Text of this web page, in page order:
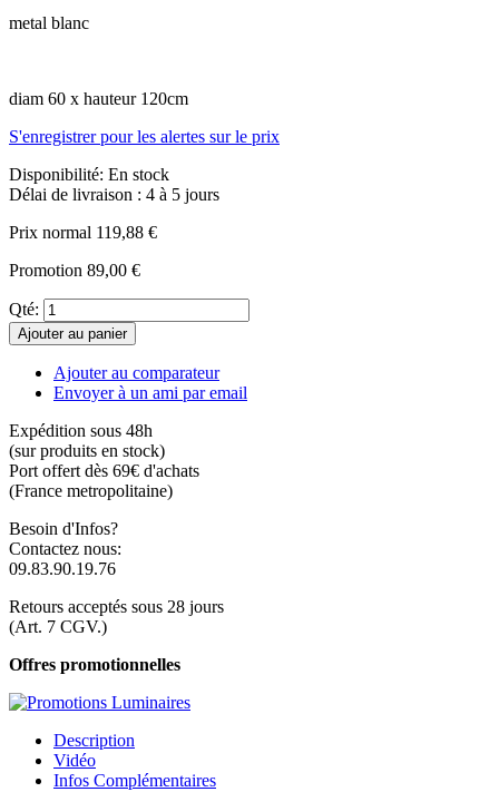
metal blanc
diam 60 x hauteur 120cm
S'enregistrer pour les alertes sur le prix
Disponibilité: En stock
Délai de livraison : 4 à 5 jours
Prix normal 119,88 €
Promotion 89,00 €
Qté:
Ajouter au panier
Ajouter au comparateur
Envoyer à un ami par email
Expédition sous 48h
(sur produits en stock)
Port offert dès 69€ d'achats
(France metropolitaine)
Besoin d'Infos?
Contactez nous:
09.83.90.19.76
Retours acceptés sous 28 jours
(Art. 7 CGV.)
Offres promotionnelles
Description
Vidéo
Infos Complémentaires